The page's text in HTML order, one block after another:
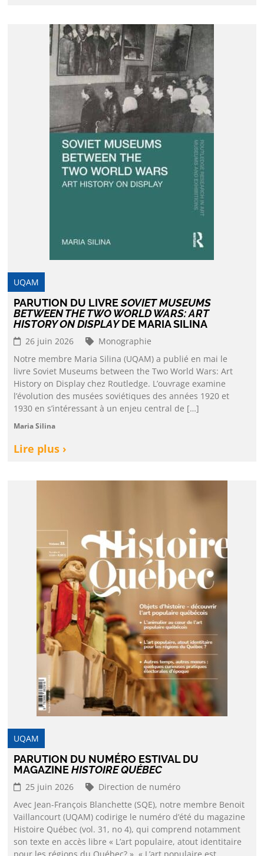
UQAM
PARUTION DU LIVRESOVIET MUSEUMS
BETWEEN THE TWO WORLD WARS: ART
HISTORY ON DISPLAYDE MARIA SILINA
26 juin 2026
Monographie
Notre membre Maria Silina (UQAM) a publié en mai le
livre Soviet Museums between the Two World Wars: Art
History on Display chez Routledge. L’ouvrage examine
l’évolution des musées soviétiques des années 1920 et
1930 en s’intéressant à un enjeu central de […]
Maria Silina
Lire plus ›
UQAM
PARUTION DU NUMÉRO ESTIVAL DU
MAGAZINEHISTOIRE QUÉBEC
25 juin 2026
Direction de numéro
Avec Jean-François Blanchette (SQE), notre membre Benoit
Vaillancourt (UQAM) codirige le numéro d’été du magazine
Histoire Québec (vol. 31, no 4), qui comprend notamment
son texte en accès libre « L’art populaire, atout identitaire